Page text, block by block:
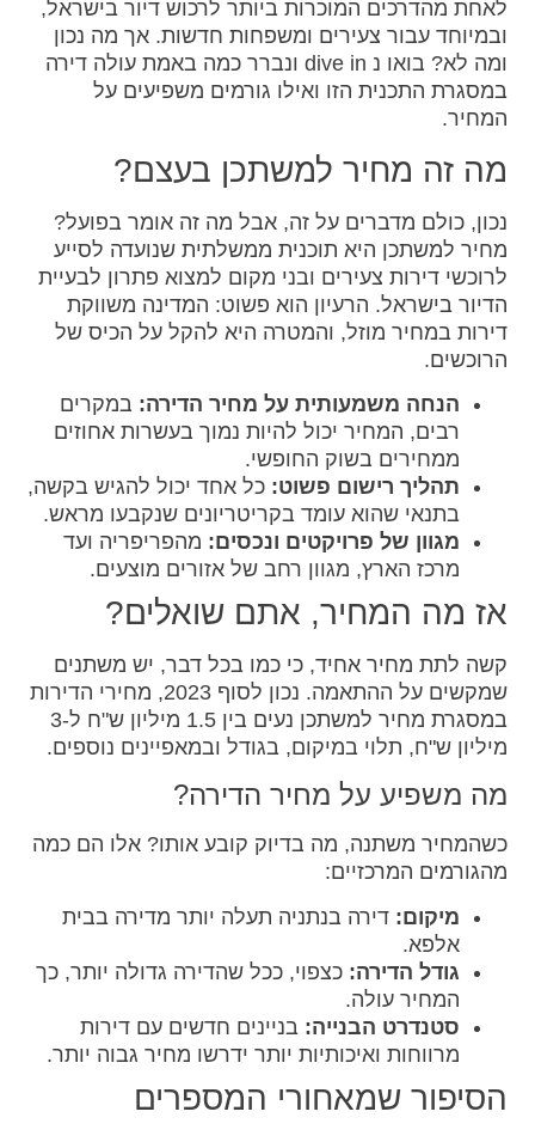
לאחת מהדרכים המוכרות ביותר לרכוש דיור בישראל,
ובמיוחד עבור צעירים ומשפחות חדשות. אך מה נכון
ומה לא? בואו נ dive in ונברר כמה באמת עולה דירה
במסגרת התכנית הזו ואילו גורמים משפיעים על
המחיר.
מה זה מחיר למשתכן בעצם?
נכון, כולם מדברים על זה, אבל מה זה אומר בפועל?
מחיר למשתכן היא תוכנית ממשלתית שנועדה לסייע
לרוכשי דירות צעירים ובני מקום למצוא פתרון לבעיית
הדיור בישראל. הרעיון הוא פשוט: המדינה משווקת
דירות במחיר מוזל, והמטרה היא להקל על הכיס של
הרוכשים.
הנחה משמעותית על מחיר הדירה: במקרים
רבים, המחיר יכול להיות נמוך בעשרות אחוזים
ממחירים בשוק החופשי.
תהליך רישום פשוט: כל אחד יכול להגיש בקשה,
בתנאי שהוא עומד בקריטריונים שנקבעו מראש.
מגוון של פרויקטים ונכסים: מהפריפריה ועד
מרכז הארץ, מגוון רחב של אזורים מוצעים.
אז מה המחיר, אתם שואלים?
קשה לתת מחיר אחיד, כי כמו בכל דבר, יש משתנים
שמקשים על ההתאמה. נכון לסוף 2023, מחירי הדירות
במסגרת מחיר למשתכן נעים בין 1.5 מיליון ש"ח ל-3
מיליון ש"ח, תלוי במיקום, בגודל ובמאפיינים נוספים.
מה משפיע על מחיר הדירה?
כשהמחיר משתנה, מה בדיוק קובע אותו? אלו הם כמה
מהגורמים המרכזיים:
מיקום: דירה בנתניה תעלה יותר מדירה בבית
אלפא.
גודל הדירה: כצפוי, ככל שהדירה גדולה יותר, כך
המחיר עולה.
סטנדרט הבנייה: בניינים חדשים עם דירות
מרווחות ואיכותיות יותר ידרשו מחיר גבוה יותר.
הסיפור שמאחורי המספרים